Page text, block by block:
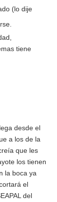
(lo dije
tiene
desde el
a los de la
que les
los tienen
la boca ya
el
del